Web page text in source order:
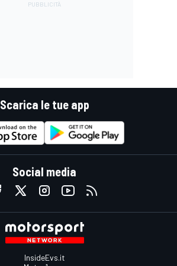
Scarica le tue app
Social media
InsideEvs.it